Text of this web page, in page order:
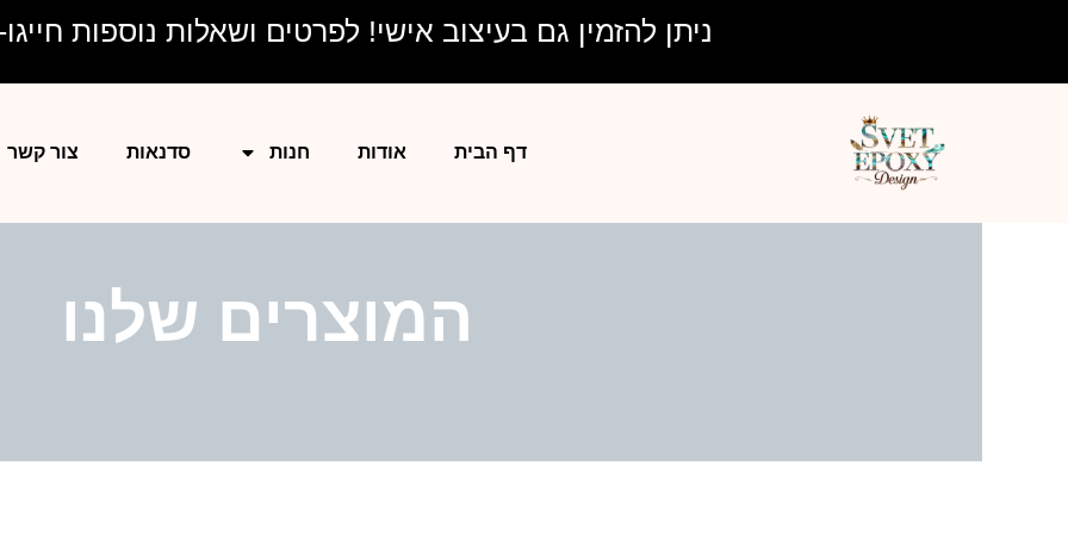
ניתן להזמין גם בעיצוב אישי! לפרטים ושאלות נוספות חייגו-
דף הבית אודות חנות סדנאות צור קשר
המוצרים שלנו